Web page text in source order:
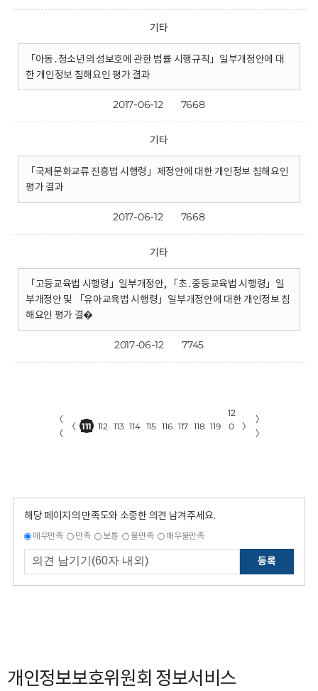
기타
「아동․청소년의 성보호에 관한 법률 시행규칙」일부개정안에 대
한 개인정보 침해요인 평가 결과
2017-06-12 7668
기타
「국제문화교류 진흥법 시행령」제정안에 대한 개인정보 침해요인
평가 결과
2017-06-12 7668
기타
「고등교육법 시행령」일부개정안, 「초․중등교육법 시행령」일
부개정안 및 「유아교육법 시행령」일부개정안에 대한 개인정보 침
해요인 평가 결�
2017-06-12 7745
〈
〈
〈 111 112 113 114 115 116 117 118 119
12
0
〉
〉
〉
해당 페이지의 만족도와 소중한 의견 남겨주세요.
매우만족 만족 보통 불만족 매우불만족
등록
개인정보보호위원회 정보서비스